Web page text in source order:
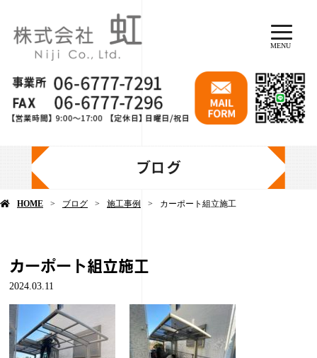
MENU
ブログ
HOME ブログ 施工事例 カーポート組立施工
カーポート組立施工
2024.03.11